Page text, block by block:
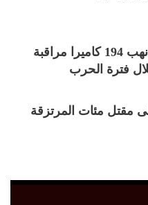
مرور الخرطوم: نهب 194 كاميرا مراقبة
فترة الحرب
مقتل مئات المرتزقة